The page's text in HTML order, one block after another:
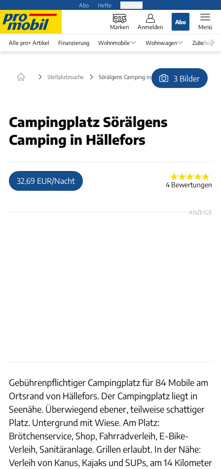
Abo Hefte
Marken Anmelden
Abo
Menü
Alle pro+ Artikel Finanzierung Wohnmobile Wohnwagen Zubehör
Stellplatzsuche Sörälgens Camping in Hällefors3 Bilder
Campingplatz Sörälgens
Camping in Hällefors
32,69 EUR/Nacht 4 Bewertungen
ANZEIGE
Gebührenpflichtiger Campingplatz für 84 Mobile am
Ortsrand von Hällefors. Der Campingplatz liegt in
Seenähe. Überwiegend ebener, teilweise schattiger
Platz. Untergrund mit Wiese. Am Platz:
Brötchenservice, Shop, Fahrradverleih, E-Bike-
Verleih, Sanitäranlage. Grillen erlaubt. In der Nähe:
Verleih von Kanus, Kajaks und SUPs, am 14 Kilometer